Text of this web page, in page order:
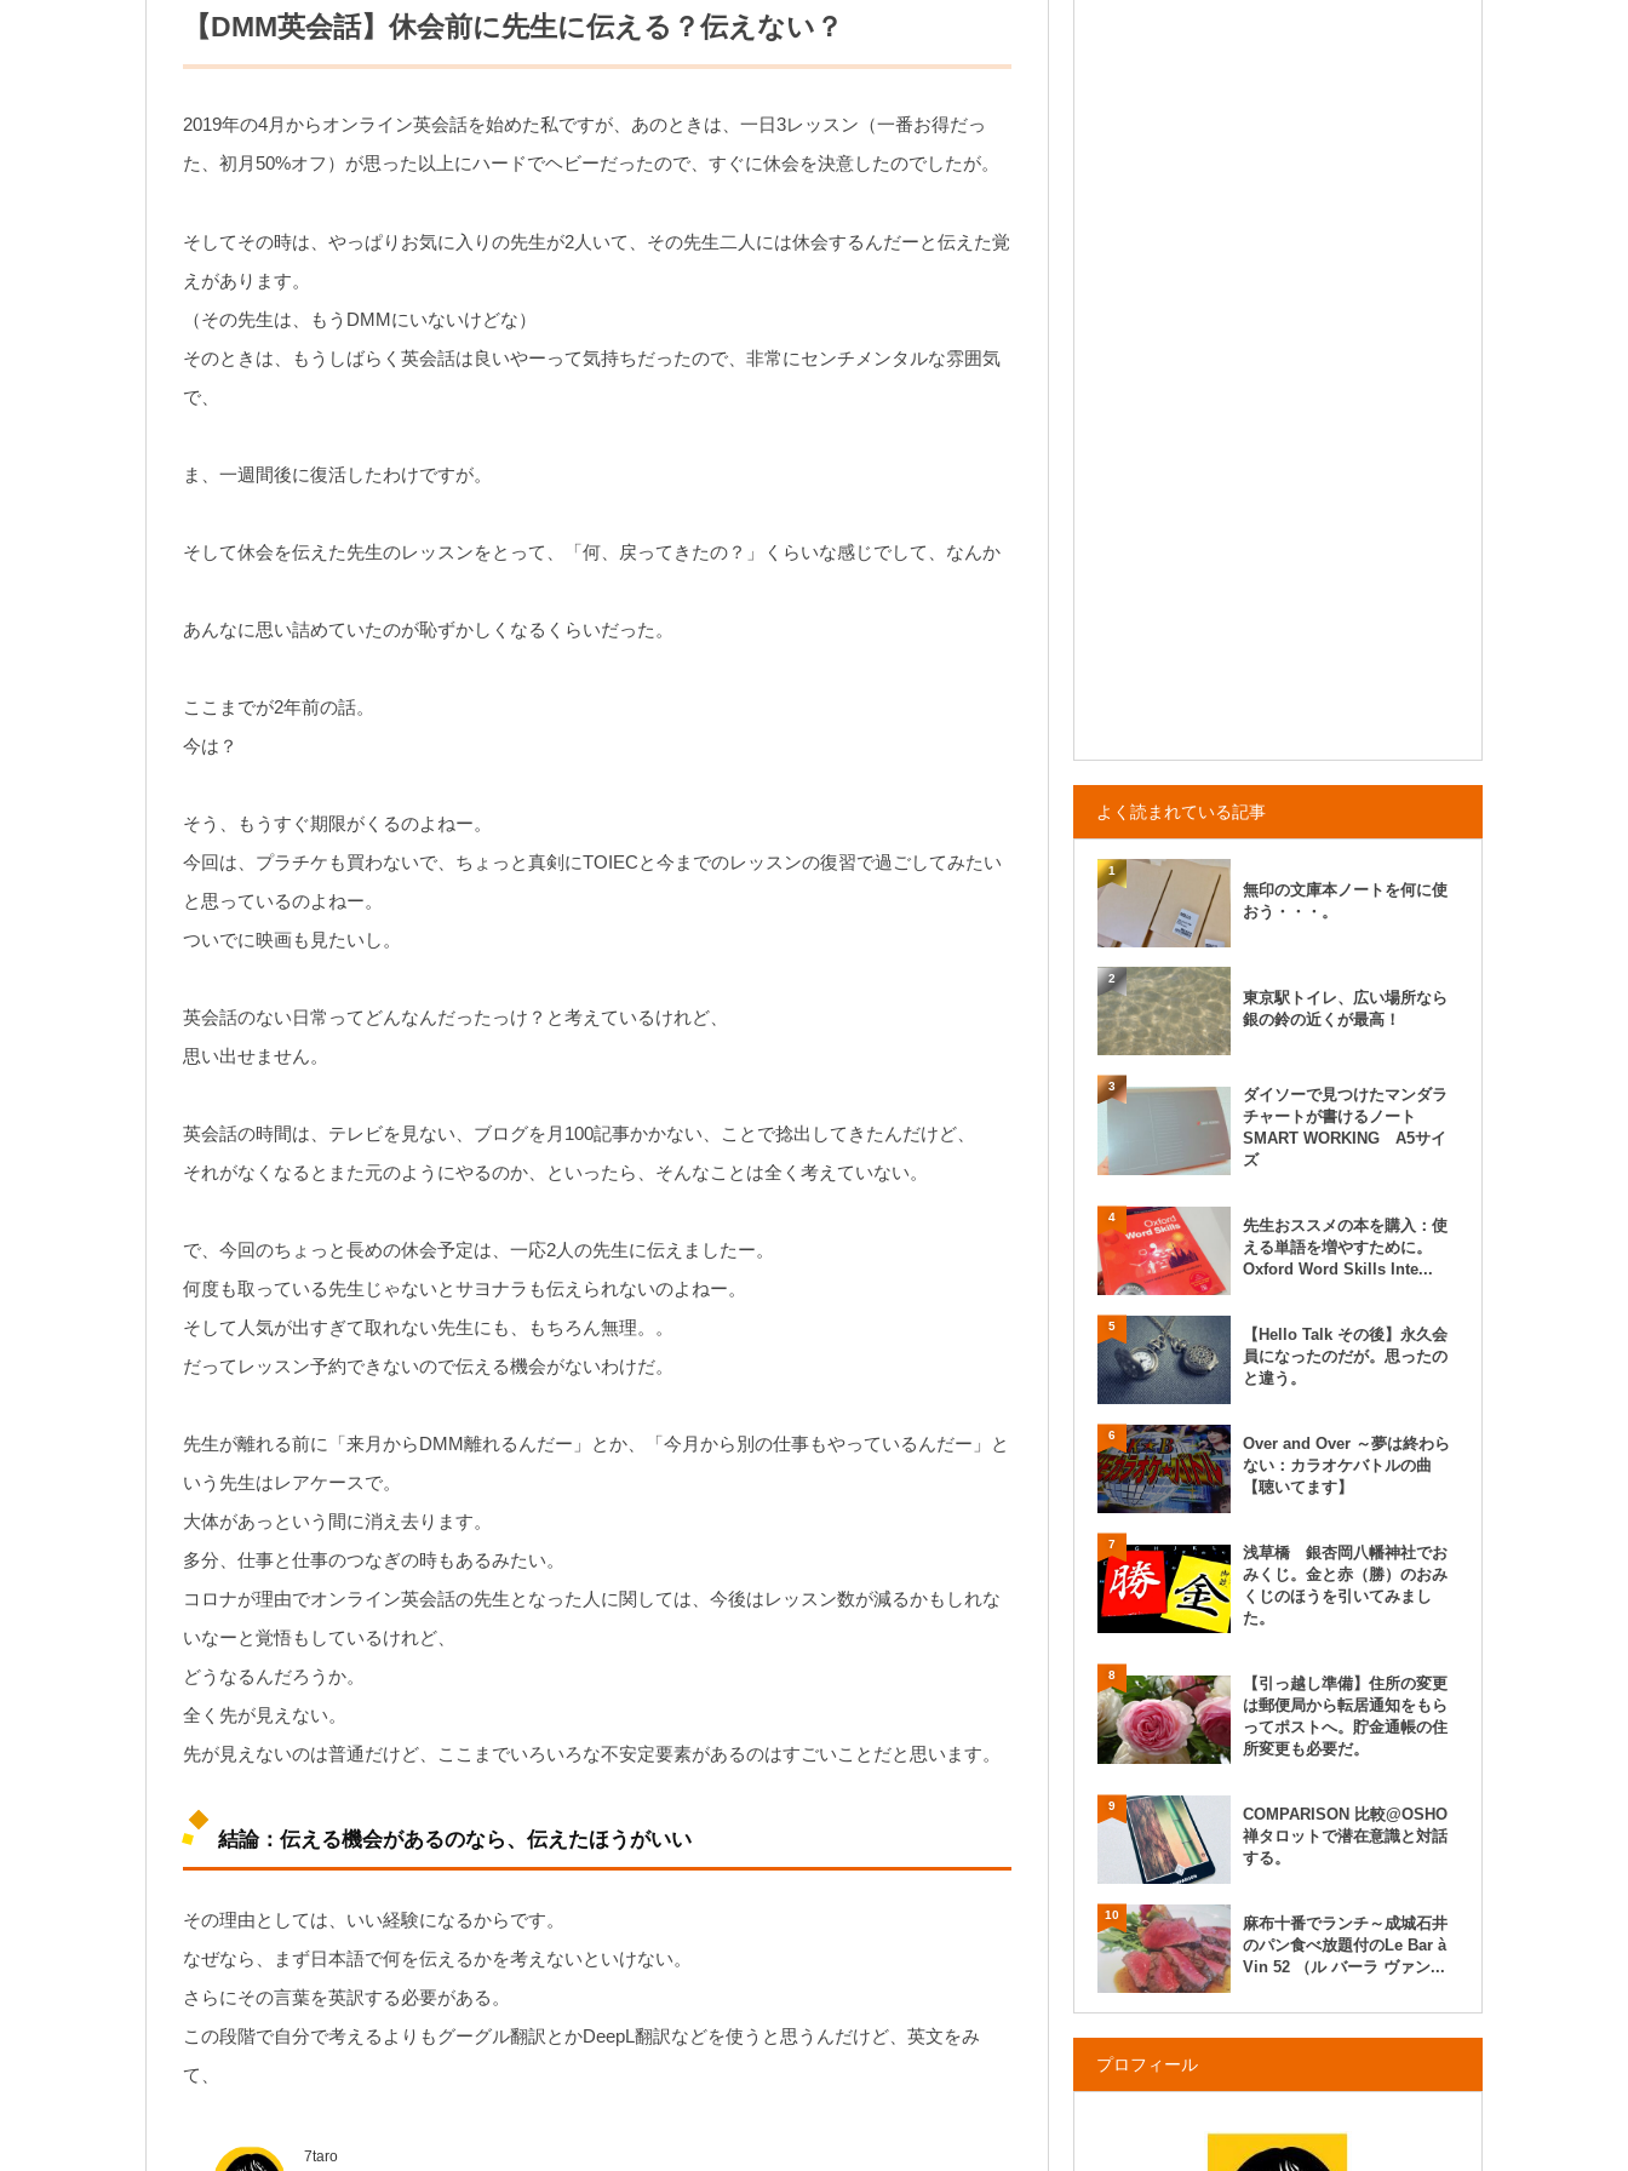
【DMM英会話】休会前に先生に伝える？伝えない？
2019年の4月からオンライン英会話を始めた私ですが、あのときは、一日3レッスン（一番お得だっ
た、初月50%オフ）が思った以上にハードでヘビーだったので、すぐに休会を決意したのでしたが。
そしてその時は、やっぱりお気に入りの先生が2人いて、その先生二人には休会するんだーと伝えた覚
えがあります。
（その先生は、もうDMMにいないけどな）
そのときは、もうしばらく英会話は良いやーって気持ちだったので、非常にセンチメンタルな雰囲気
で、
ま、一週間後に復活したわけですが。
そして休会を伝えた先生のレッスンをとって、「何、戻ってきたの？」くらいな感じでして、なんか
あんなに思い詰めていたのが恥ずかしくなるくらいだった。
ここまでが2年前の話。
今は？
そう、もうすぐ期限がくるのよねー。
今回は、プラチケも買わないで、ちょっと真剣にTOIECと今までのレッスンの復習で過ごしてみたい
と思っているのよねー。
ついでに映画も見たいし。
英会話のない日常ってどんなんだったっけ？と考えているけれど、
思い出せません。
英会話の時間は、テレビを見ない、ブログを月100記事かかない、ことで捻出してきたんだけど、
それがなくなるとまた元のようにやるのか、といったら、そんなことは全く考えていない。
で、今回のちょっと長めの休会予定は、一応2人の先生に伝えましたー。
何度も取っている先生じゃないとサヨナラも伝えられないのよねー。
そして人気が出すぎて取れない先生にも、もちろん無理。。
だってレッスン予約できないので伝える機会がないわけだ。
先生が離れる前に「来月からDMM離れるんだー」とか、「今月から別の仕事もやっているんだー」と
いう先生はレアケースで。
大体があっという間に消え去ります。
多分、仕事と仕事のつなぎの時もあるみたい。
コロナが理由でオンライン英会話の先生となった人に関しては、今後はレッスン数が減るかもしれな
いなーと覚悟もしているけれど、
どうなるんだろうか。
全く先が見えない。
先が見えないのは普通だけど、ここまでいろいろな不安定要素があるのはすごいことだと思います。
結論：伝える機会があるのなら、伝えたほうがいい
その理由としては、いい経験になるからです。
なぜなら、まず日本語で何を伝えるかを考えないといけない。
さらにその言葉を英訳する必要がある。
この段階で自分で考えるよりもグーグル翻訳とかDeepL翻訳などを使うと思うんだけど、英文をみ
て、
7taro
よく読まれている記事
1
無印の文庫本ノートを何に使
おう・・・。
2
東京駅トイレ、広い場所なら
銀の鈴の近くが最高！
3
ダイソーで見つけたマンダラ
チャートが書けるノート
SMART WORKING A5サイ
ズ
4
先生おススメの本を購入：使
える単語を増やすために。
Oxford Word Skills Inte...
5
【Hello Talk その後】永久会
員になったのだが。思ったの
と違う。
6
Over and Over ～夢は終わら
ない：カラオケバトルの曲
【聴いてます】
7
浅草橋 銀杏岡八幡神社でお
みくじ。金と赤（勝）のおみ
くじのほうを引いてみまし
た。
8
【引っ越し準備】住所の変更
は郵便局から転居通知をもら
ってポストへ。貯金通帳の住
所変更も必要だ。
9
COMPARISON 比較@OSHO
禅タロットで潜在意識と対話
する。
10
麻布十番でランチ～成城石井
のパン食べ放題付のLe Bar à
Vin 52 （ル バーラ ヴァン...
プロフィール